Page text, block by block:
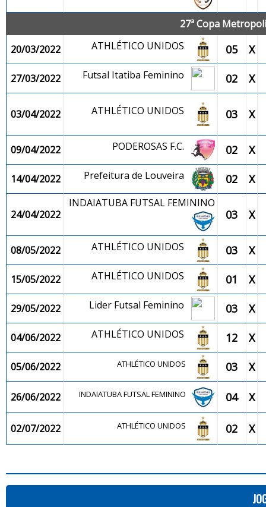
27ª Copa
20/03/2022
ATHLÉTICO UNIDOS 05 X
27/03/2022 Futsal Itatiba Feminino 02 X
03/04/2022 ATHLÉTICO UNIDOS 03 X
09/04/2022 PODEROSAS F.C. 02 X
14/04/2022 Prefeitura de Louveira 02 X
24/04/2022
INDAIATUBA FUTSAL FEMININO
03 X
08/05/2022 ATHLÉTICO UNIDOS 03 X
15/05/2022 ATHLÉTICO UNIDOS 01 X
29/05/2022 Lider Futsal Feminino 03 X
04/06/2022 ATHLÉTICO UNIDOS 12 X
05/06/2022 ATHLÉTICO UNIDOS 03 X
26/06/2022 INDAIATUBA FUTSAL FEMININO 04 X
02/07/2022 ATHLÉTICO UNIDOS 02 X